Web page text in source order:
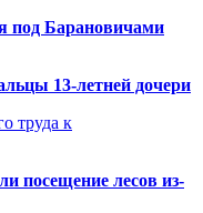
под Барановичами
13-летней дочери
труда к
посещение лесов из-